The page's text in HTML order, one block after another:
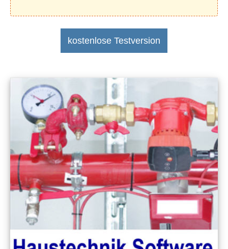
kostenlose Testversion